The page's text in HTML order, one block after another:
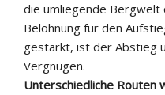
die umliegende
Belohnung für den
gestärkt, ist der Abstieg
Vergnügen.
Unterschiedliche Routen